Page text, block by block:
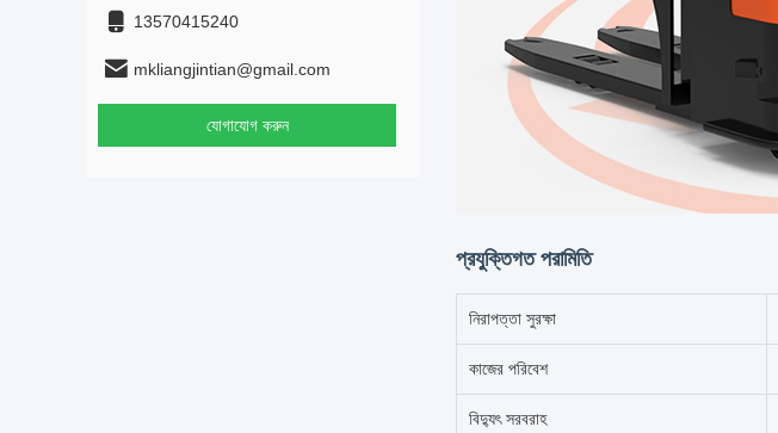
13570415240
mkliangjintian@gmail.com
যোগাযোগ করুন
প্রযুক্তিগত পরামিতি
নিরাপত্তা সুরক্ষা
কাজের পরিবেশ
বিদ্যুৎ সরবরাহ